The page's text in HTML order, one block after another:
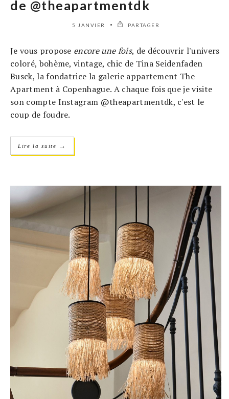
de @theapartmentdk
5 JANVIER PARTAGER
Je vous propose encore une fois, de découvrir l'univers
coloré, bohème, vintage, chic de Tina Seidenfaden
Busck, la fondatrice la galerie appartement The
Apartment à Copenhague. A chaque fois que je visite
son compte Instagram @theapartmentdk, c'est le
coup de foudre.
Lire la suite →